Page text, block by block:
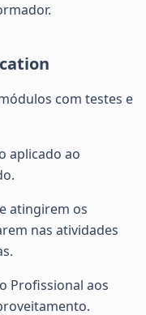
com testes e
aplicado ao
atingirem os
nas atividades
Profissional aos